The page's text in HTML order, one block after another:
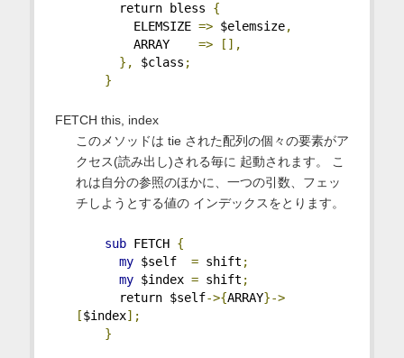
return bless {
ELEMSIZE => $elemsize,
ARRAY =>
[],
},
$class ;
}
FETCH this, index
このメソッドは tie された配列の個々の要素がア
クセス(読み出し)される毎に 起動されます。 こ
れは自分の参照のほかに、一つの引数、フェッ
チしようとする値の インデックスをとります。
sub FETCH {
my $self = shift ;
my $index = shift ;
return $self->{ARRAY}->
[$index];
}